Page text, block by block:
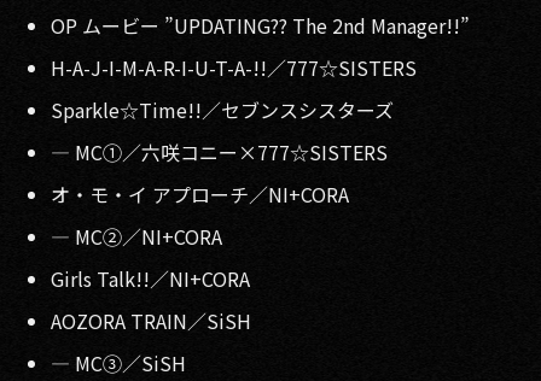
OP ムービー ”UPDATING?? The 2nd Manager!!”
H-A-J-I-M-A-R-I-U-T-A-!!／777☆SISTERS
Sparkle☆Time!!／セブンスシスターズ
— MC①／六咲コニー×777☆SISTERS
オ・モ・イ アプローチ／NI+CORA
— MC②／NI+CORA
Girls Talk!!／NI+CORA
AOZORA TRAIN／SiSH
— MC③／SiSH